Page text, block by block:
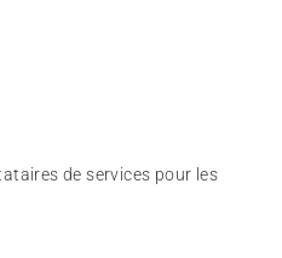
de services pour les